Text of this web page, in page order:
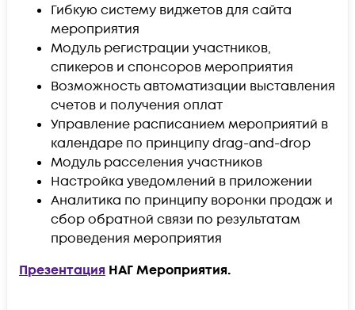
Гибкую систему виджетов для сайта
мероприятия
Модуль регистрации участников,
спикеров и спонсоров мероприятия
Возможность автоматизации выставления
счетов и получения оплат
Управление расписанием мероприятий в
календаре по принципу drag-and-drop
Модуль расселения участников
Настройка уведомлений в приложении
Аналитика по принципу воронки продаж и
сбор обратной связи по результатам
проведения мероприятия
Презентация НАГ Мероприятия.